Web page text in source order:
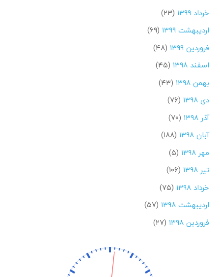
خرداد ۱۳۹۹
(۲۳)
اردیبهشت ۱۳۹۹
(۶۹)
فروردین ۱۳۹۹
(۴۸)
اسفند ۱۳۹۸
(۴۵)
بهمن ۱۳۹۸
(۴۳)
دی ۱۳۹۸
(۷۶)
آذر ۱۳۹۸
(۷۰)
آبان ۱۳۹۸
(۱۸۸)
مهر ۱۳۹۸
(۵)
تیر ۱۳۹۸
(۱۰۶)
خرداد ۱۳۹۸
(۷۵)
اردیبهشت ۱۳۹۸
(۵۷)
فروردین ۱۳۹۸
(۲۷)